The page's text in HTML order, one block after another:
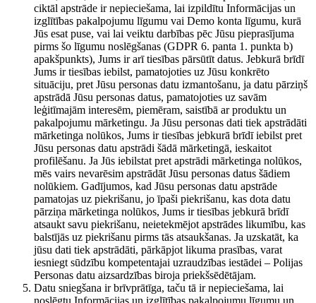
ciktāl apstrāde ir nepieciešama, lai izpildītu Informācijas un
izglītības pakalpojumu līgumu vai Demo konta līgumu, kurā
Jūs esat puse, vai lai veiktu darbības pēc Jūsu pieprasījuma
pirms šo līgumu noslēgšanas (GDPR 6. panta 1. punkta b)
apakšpunkts), Jums ir arī tiesības pārsūtīt datus. Jebkurā brīdī
Jums ir tiesības iebilst, pamatojoties uz Jūsu konkrēto
situāciju, pret Jūsu personas datu izmantošanu, ja datu pārziņš
apstrādā Jūsu personas datus, pamatojoties uz savām
leģitīmajām interesēm, piemēram, saistībā ar produktu un
pakalpojumu mārketingu. Ja Jūsu personas dati tiek apstrādāti
mārketinga nolūkos, Jums ir tiesības jebkurā brīdī iebilst pret
Jūsu personas datu apstrādi šādā mārketingā, ieskaitot
profilēšanu. Ja Jūs iebilstat pret apstrādi mārketinga nolūkos,
mēs vairs nevarēsim apstrādāt Jūsu personas datus šādiem
nolūkiem. Gadījumos, kad Jūsu personas datu apstrāde
pamatojas uz piekrišanu, jo īpaši piekrišanu, kas dota datu
pārziņa mārketinga nolūkos, Jums ir tiesības jebkurā brīdī
atsaukt savu piekrišanu, neietekmējot apstrādes likumību, kas
balstījās uz piekrišanu pirms tās atsaukšanas. Ja uzskatāt, ka
jūsu dati tiek apstrādāti, pārkāpjot likuma prasības, varat
iesniegt sūdzību kompetentajai uzraudzības iestādei – Polijas
Personas datu aizsardzības biroja priekšsēdētājam.
Datu sniegšana ir brīvprātīga, taču tā ir nepieciešama, lai
noslēgtu Informācijas un izglītības pakalpojumu līgumu un